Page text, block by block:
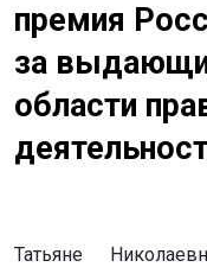
премия
за
области
Татьяне